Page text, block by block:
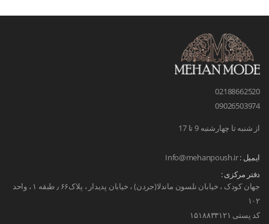
02188662520
09026503974
از شنبه تا چهارشنبه 9 تا 17
ایمیل :Info@mehanpoush.ir
دفتر مرکزی :
جهان کودک ، خیابان نلسون ماندلا(جردن) ، خیابان پدیدار ، پلاک۶۶ ٫ طبقه ۱ ، واحد
۱۰۲
کد پستی ۱۵۱۸۸۳۳۱۲۱